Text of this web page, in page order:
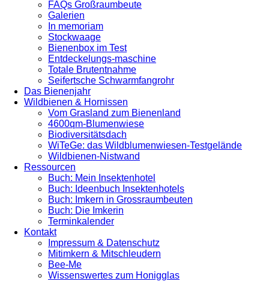
FAQs Großraumbeute
Galerien
In memoriam
Stockwaage
Bienenbox im Test
Entdeckelungs-maschine
Totale Brutentnahme
Seifertsche Schwarmfangrohr
Das Bienenjahr
Wildbienen & Hornissen
Vom Grasland zum Bienenland
4600qm-Blumenwiese
Biodiversitätsdach
WiTeGe: das Wildblumenwiesen-Testgelände
Wildbienen-Nistwand
Ressourcen
Buch: Mein Insektenhotel
Buch: Ideenbuch Insektenhotels
Buch: Imkern in Grossraumbeuten
Buch: Die Imkerin
Terminkalender
Kontakt
Impressum & Datenschutz
Mitimkern & Mitschleudern
Bee-Me
Wissenswertes zum Honigglas